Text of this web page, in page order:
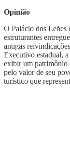
Opinião
O Palácio dos Leões
estruturantes
antigas
Executivo estadual,
exibir um patrimônio
pelo valor de seu
turístico que